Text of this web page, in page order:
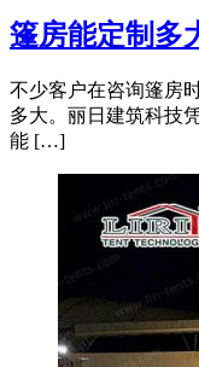
篷房能定制多
不少客户在咨询篷房
多大。丽日建筑科技
能 […]